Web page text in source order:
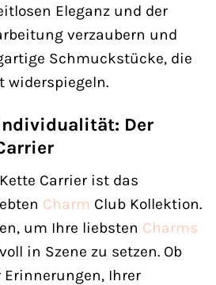
Eleganz und der
verzaubern und
Schmuckstücke, die
widerspiegeln.
Der
Carrier ist das
Charm Club Kollektion.
um Ihre liebsten Charms
in Szene zu setzen. Ob
Ihrer